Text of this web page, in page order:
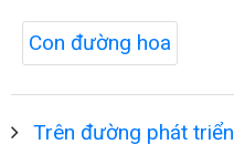
Con đường hoa
Trên đường phát triển